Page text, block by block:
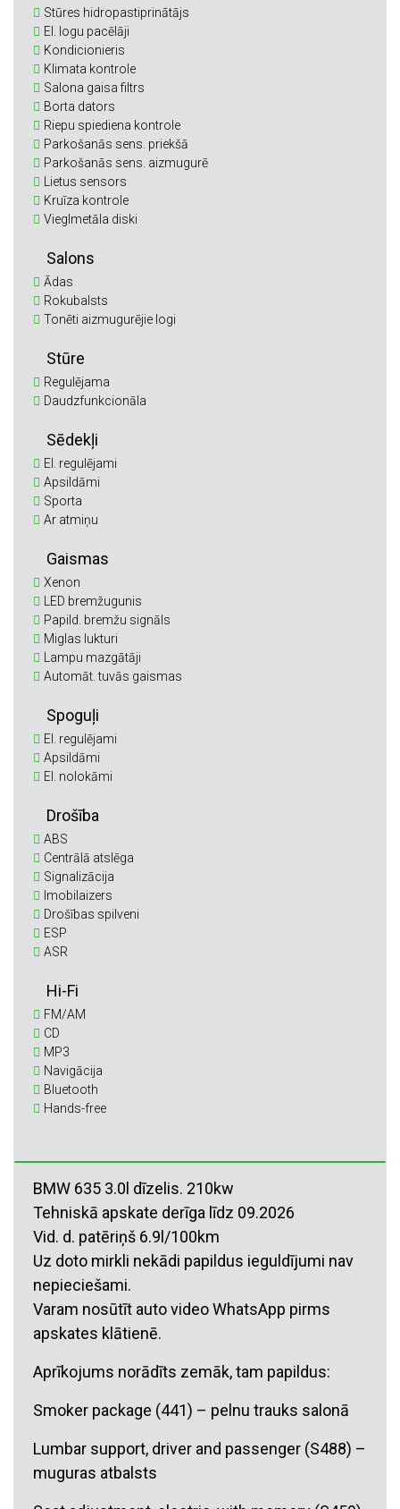
Stūres hidropastiprinātājs
El. logu pacēlāji
Kondicionieris
Klimata kontrole
Salona gaisa filtrs
Borta dators
Riepu spiediena kontrole
Parkošanās sens. priekšā
Parkošanās sens. aizmugurē
Lietus sensors
Kruīza kontrole
Vieglmetāla diski
Salons
Ādas
Rokubalsts
Tonēti aizmugurējie logi
Stūre
Regulējama
Daudzfunkcionāla
Sēdekļi
El. regulējami
Apsildāmi
Sporta
Ar atmiņu
Gaismas
Xenon
LED bremžugunis
Papild. bremžu signāls
Miglas lukturi
Lampu mazgātāji
Automāt. tuvās gaismas
Spoguļi
El. regulējami
Apsildāmi
El. nolokāmi
Drošība
ABS
Centrālā atslēga
Signalizācija
Imobilaizers
Drošības spilveni
ESP
ASR
Hi-Fi
FM/AM
CD
MP3
Navigācija
Bluetooth
Hands-free
BMW 635 3.0l dīzelis. 210kw
Tehniskā apskate derīga līdz 09.2026
Vid. d. patēriņš 6.9l/100km
Uz doto mirkli nekādi papildus ieguldījumi nav
nepieciešami.
Varam nosūtīt auto video WhatsApp pirms
apskates klātienē.
Aprīkojums norādīts zemāk, tam papildus:
Smoker package (441) – pelnu trauks salonā
Lumbar support, driver and passenger (S488) –
muguras atbalsts